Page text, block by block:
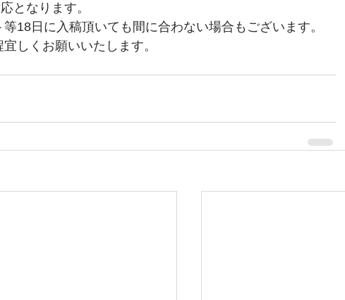
となります。
18日に入稿頂いても間に合わない場合もございます。
しくお願いいたします。